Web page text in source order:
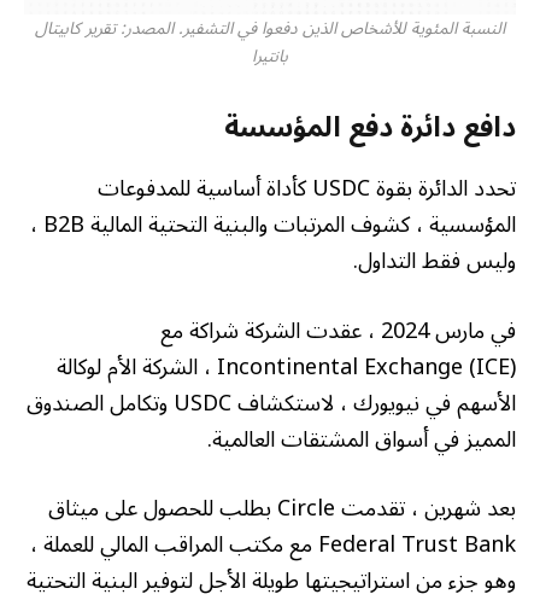
النسبة المئوية للأشخاص الذين دفعوا في التشفير. المصدر: تقرير كابيتال
بانتيرا
دافع دائرة دفع المؤسسة
تحدد الدائرة بقوة USDC كأداة أساسية للمدفوعات
المؤسسية ، كشوف المرتبات والبنية التحتية المالية B2B ،
وليس فقط التداول.
في مارس 2024 ، عقدت الشركة شراكة مع
Incontinental Exchange (ICE) ، الشركة الأم لوكالة
الأسهم في نيويورك ، لاستكشاف USDC وتكامل الصندوق
المميز في أسواق المشتقات العالمية.
بعد شهرين ، تقدمت Circle بطلب للحصول على ميثاق
Federal Trust Bank مع مكتب المراقب المالي للعملة ،
وهو جزء من استراتيجيتها طويلة الأجل لتوفير البنية التحتية